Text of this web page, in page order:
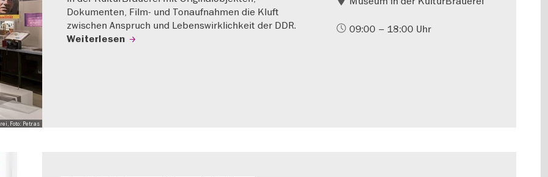
Foto: Petras
Dokumenten, Film- und Tonaufnahmen die Kluft
zwischen Anspruch und Lebenswirklichkeit der DDR.
Weiterlesen
09:00 – 18:00 Uhr